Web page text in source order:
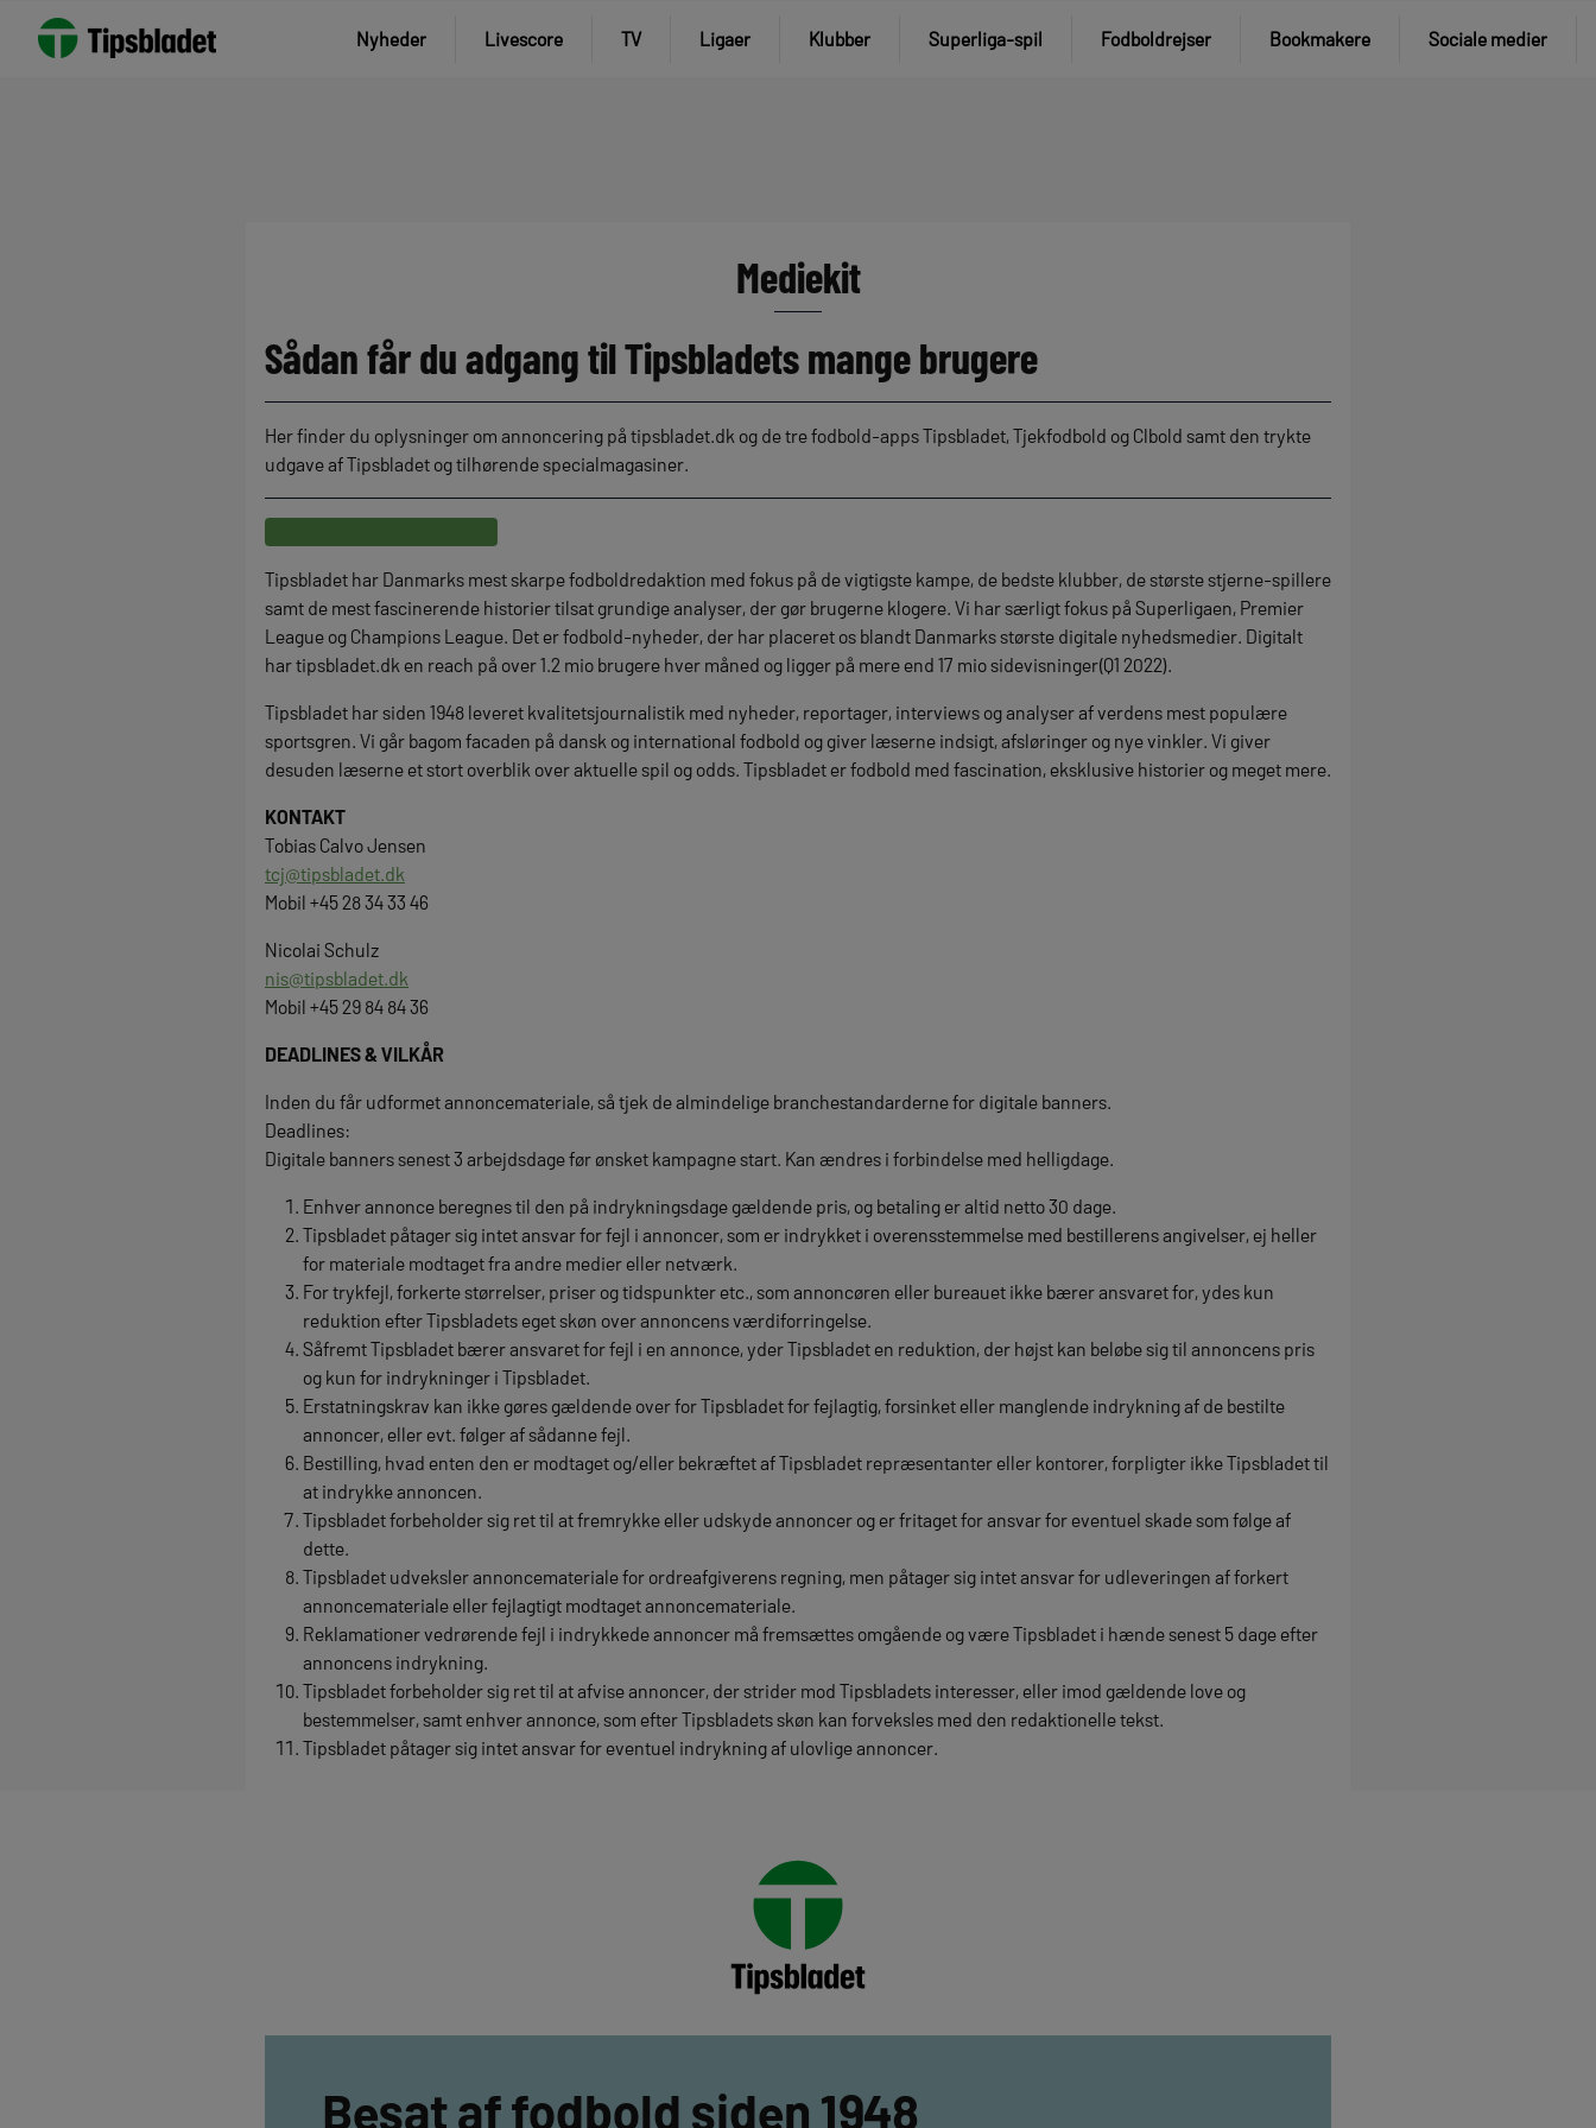
Spring
Nyheder Livescore TV Ligaer Klubber Superliga-spil Fodboldrejser Bookmakere Sociale medier
Mediekit
Sådan får du adgang til Tipsbladets mange brugere
Her finder du oplysninger om annoncering på tipsbladet.dk og de tre fodbold-apps Tipsbladet, Tjekfodbold og Clbold samt den trykte
udgave af Tipsbladet og tilhørende specialmagasiner.
Tipsbladet har Danmarks mest skarpe fodboldredaktion med fokus på de vigtigste kampe, de bedste klubber, de største stjerne-spillere
samt de mest fascinerende historier tilsat grundige analyser, der gør brugerne klogere. Vi har særligt fokus på Superligaen, Premier
League og Champions League. Det er fodbold-nyheder, der har placeret os blandt Danmarks største digitale nyhedsmedier. Digitalt
har tipsbladet.dk en reach på over 1.2 mio brugere hver måned og ligger på mere end 17 mio sidevisninger(Q1 2022).
Tipsbladet har siden 1948 leveret kvalitetsjournalistik med nyheder, reportager, interviews og analyser af verdens mest populære
sportsgren. Vi går bagom facaden på dansk og international fodbold og giver læserne indsigt, afsløringer og nye vinkler. Vi giver
desuden læserne et stort overblik over aktuelle spil og odds. Tipsbladet er fodbold med fascination, eksklusive historier og meget mere.
KONTAKT
Tobias Calvo Jensen
tcj@tipsbladet.dk
Mobil +45 28 34 33 46
Nicolai Schulz
nis@tipsbladet.dk
Mobil +45 29 84 84 36
DEADLINES & VILKÅR
Inden du får udformet annoncemateriale, så tjek de almindelige branchestandarderne for digitale banners.
Deadlines:
Digitale banners senest 3 arbejdsdage før ønsket kampagne start. Kan ændres i forbindelse med helligdage.
Enhver annonce beregnes til den på indrykningsdage gældende pris, og betaling er altid netto 30 dage.
Tipsbladet påtager sig intet ansvar for fejl i annoncer, som er indrykket i overensstemmelse med bestillerens angivelser, ej heller
for materiale modtaget fra andre medier eller netværk.
For trykfejl, forkerte størrelser, priser og tidspunkter etc., som annoncøren eller bureauet ikke bærer ansvaret for, ydes kun
reduktion efter Tipsbladets eget skøn over annoncens værdiforringelse.
Såfremt Tipsbladet bærer ansvaret for fejl i en annonce, yder Tipsbladet en reduktion, der højst kan beløbe sig til annoncens pris
og kun for indrykninger i Tipsbladet.
Erstatningskrav kan ikke gøres gældende over for Tipsbladet for fejlagtig, forsinket eller manglende indrykning af de bestilte
annoncer, eller evt. følger af sådanne fejl.
Bestilling, hvad enten den er modtaget og/eller bekræftet af Tipsbladet repræsentanter eller kontorer, forpligter ikke Tipsbladet til
at indrykke annoncen.
Tipsbladet forbeholder sig ret til at fremrykke eller udskyde annoncer og er fritaget for ansvar for eventuel skade som følge af
dette.
Tipsbladet udveksler annoncemateriale for ordreafgiverens regning, men påtager sig intet ansvar for udleveringen af forkert
annoncemateriale eller fejlagtigt modtaget annoncemateriale.
Reklamationer vedrørende fejl i indrykkede annoncer må fremsættes omgående og være Tipsbladet i hænde senest 5 dage efter
annoncens indrykning.
Tipsbladet forbeholder sig ret til at afvise annoncer, der strider mod Tipsbladets interesser, eller imod gældende love og
bestemmelser, samt enhver annonce, som efter Tipsbladets skøn kan forveksles med den redaktionelle tekst.
Tipsbladet påtager sig intet ansvar for eventuel indrykning af ulovlige annoncer.
Besat af fodbold siden 1948